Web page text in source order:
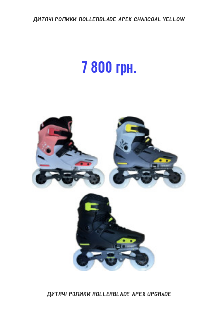
ДИТЯЧІ РОЛИКИ ROLLERBLADE APEX CHARCOAL YELLOW
7 800 грн.
ДИТЯЧІ РОЛИКИ ROLLERBLADE APEX UPGRADE